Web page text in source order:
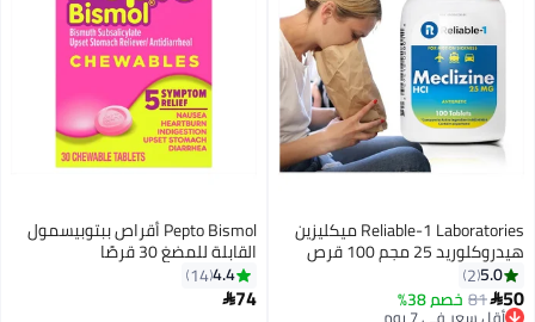
Reliable-1 Laboratories ميكليزين
هيدروكلوريد 25 مجم 100 قرص
(زجاجة واحدة)
5.0
2
50
81 خصم 38%
Pepto Bismol أقراص ببتوبيسمول
القابلة للمضغ 30 قرصًا
4.4
14
74